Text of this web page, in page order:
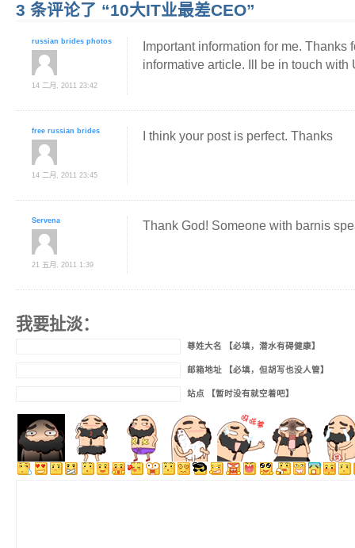
3 条评论了 “10大IT业最差CEO”
russian brides photos
14 二月, 2011 23:42
Important information for me. Thanks
informative article. Ill be in touch with
free russian brides
14 二月, 2011 23:45
I think your post is perfect. Thanks
Servena
21 五月, 2011 1:39
Thank God! Someone with barnis
我要扯淡：
尊姓大名 【必填，潜水有碍健康】
邮箱地址 【必填，但胡写也没人管】
站点 【暂时没有就空着吧】